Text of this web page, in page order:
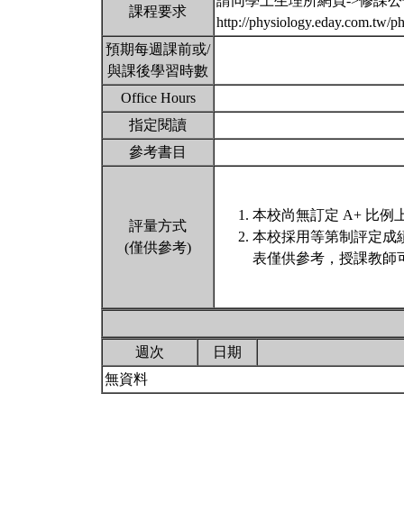
課程要求
http://physiology.eday.com.tw/
預期每週課前或/
與課後學習時數
Office Hours
指定閱讀
參考書目
評量方式
(僅供參考)
本校尚無訂定 A+ 比例
本校採用等第制評定成
表僅供參考，授課教師
週次
日期
無資料